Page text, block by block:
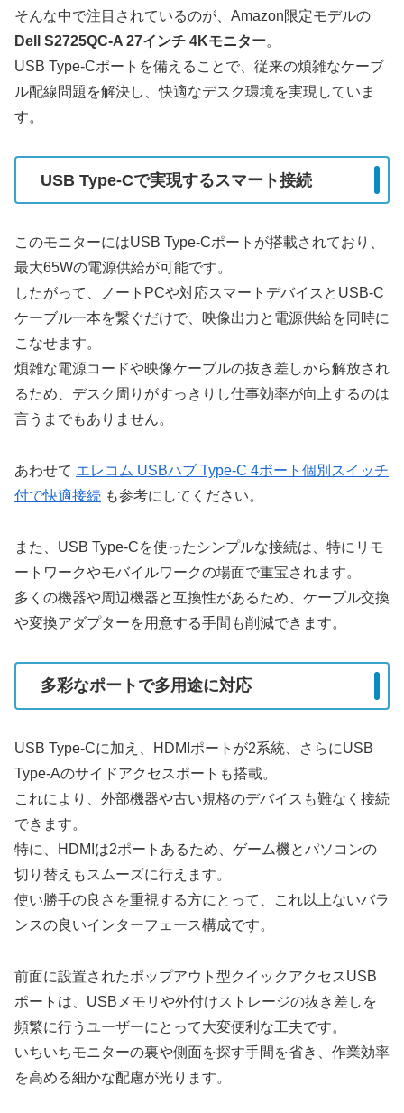
そんな中で注目されているのが、Amazon限定モデルの
Dell S2725QC-A 27インチ 4Kモニター。
USB Type-Cポートを備えることで、従来の煩雑なケーブ
ル配線問題を解決し、快適なデスク環境を実現していま
す。
USB Type-Cで実現するスマート接続
このモニターにはUSB Type-Cポートが搭載されており、
最大65Wの電源供給が可能です。
したがって、ノートPCや対応スマートデバイスとUSB-C
ケーブル一本を繋ぐだけで、映像出力と電源供給を同時に
こなせます。
煩雑な電源コードや映像ケーブルの抜き差しから解放され
るため、デスク周りがすっきりし仕事効率が向上するのは
言うまでもありません。
あわせて エレコム USBハブ Type-C 4ポート個別スイッチ
付で快適接続 も参考にしてください。
また、USB Type-Cを使ったシンプルな接続は、特にリモ
ートワークやモバイルワークの場面で重宝されます。
多くの機器や周辺機器と互換性があるため、ケーブル交換
や変換アダプターを用意する手間も削減できます。
多彩なポートで多用途に対応
USB Type-Cに加え、HDMIポートが2系統、さらにUSB
Type-Aのサイドアクセスポートも搭載。
これにより、外部機器や古い規格のデバイスも難なく接続
できます。
特に、HDMIは2ポートあるため、ゲーム機とパソコンの
切り替えもスムーズに行えます。
使い勝手の良さを重視する方にとって、これ以上ないバラ
ンスの良いインターフェース構成です。
前面に設置されたポップアウト型クイックアクセスUSB
ポートは、USBメモリや外付けストレージの抜き差しを
頻繁に行うユーザーにとって大変便利な工夫です。
いちいちモニターの裏や側面を探す手間を省き、作業効率
を高める細かな配慮が光ります。